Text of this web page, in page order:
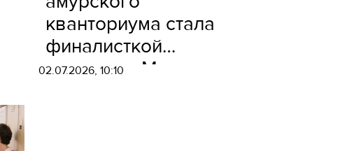
кванториума стала
финалисткой
конкурса «Моя
02.07.2026, 10:10